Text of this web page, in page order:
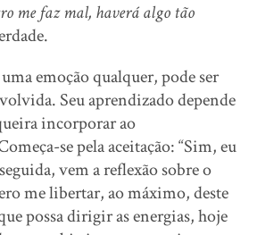
me faz mal, haverá algo tão
emoção qualquer, pode ser
Seu aprendizado depende
incorporar ao
se pela aceitação: “Sim, eu
vem a reflexão sobre o
me libertar, ao máximo, deste
possa dirigir as energias, hoje